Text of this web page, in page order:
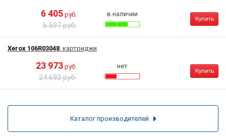
6 405 руб.
6 597 руб.
в наличии
Купить
Xerox 106R03048, картриджи
23 973 руб.
24 693 руб.
нет
Купить